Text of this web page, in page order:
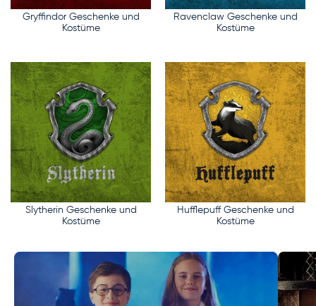
Gryffindor Geschenke und
Kostüme
Ravenclaw Geschenke und
Kostüme
Slytherin Geschenke und
Kostüme
Hufflepuff Geschenke und
Kostüme